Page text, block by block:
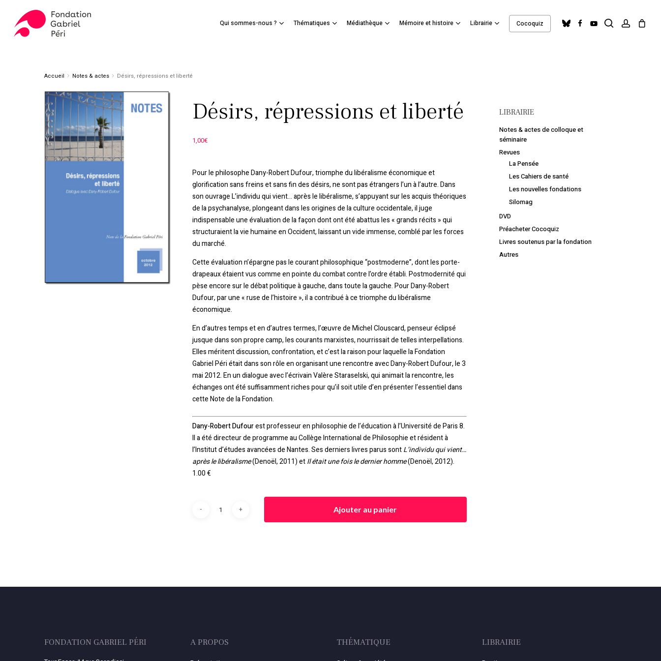
main
Qui sommes-nous ? Thématiques Médiathèque Mémoire et histoire Librairie Cocoquiz blueskyfacebookyoutube searchaccount
Panier Close
Cart
Accueil Notes & actes Désirs, répressions et liberté
Désirs, répressions et liberté
1,00€
Pour le philosophe Dany-Robert Dufour, triomphe du libéralisme économique et
glorification sans freins et sans fin des désirs, ne sont pas étrangers l’un à l’autre. Dans
son ouvrage L’individu qui vient… après le libéralisme, s’appuyant sur les acquis théoriques
de la psychanalyse, plongeant dans les origines de la culture occidentale, il juge
indispensable une évaluation de la façon dont ont été abattus les « grands récits » qui
structuraient la vie humaine en Occident, laissant un vide immense, comblé par les forces
du marché.
Cette évaluation n’épargne pas le courant philosophique “postmoderne”, dont les porte-
drapeaux étaient vus comme en pointe du combat contre l’ordre établi. Postmodernité qui
pèse encore sur le débat politique à gauche, dans toute la gauche. Pour Dany-Robert
Dufour, par une « ruse de l’histoire », il a contribué à ce triomphe du libéralisme
économique.
En d’autres temps et en d’autres termes, l’œuvre de Michel Clouscard, penseur éclipsé
jusque dans son propre camp, les courants marxistes, nourrissait de telles interpellations.
Elles méritent discussion, confrontation, et c’est la raison pour laquelle la Fondation
Gabriel Péri était dans son rôle en organisant une rencontre avec Dany-Robert Dufour, le 3
mai 2012. En un dialogue avec l’écrivain Valère Staraselski, qui animait la rencontre, les
échanges ont été suffisamment riches pour qu’il soit utile d’en présenter l’essentiel dans
cette Note de la Fondation.
Dany-Robert Dufourest professeur en philosophie de l’éducation à l’Université de Paris 8.
Il a été directeur de programme au Collège International de Philosophie et résident à
l’Institut d’études avancées de Nantes. Ses derniers livres parus sontL’individu qui vient…
après le libéralisme(Denoël, 2011) etIl était une fois le dernier homme(Denoël, 2012).
1.00 €
Ajouter au panier
LIBRAIRIE
Notes & actes de colloque et
séminaire
Revues
La Pensée
Les Cahiers de santé
Les nouvelles fondations
Silomag
DVD
Préacheter Cocoquiz
Livres soutenus par la fondation
Autres
FONDATION GABRIEL PÉRI A PROPOS THÉMATIQUE LIBRAIRIE